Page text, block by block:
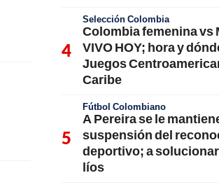
Selección Colombia
Colombia femenina vs
VIVO HOY; hora y
Juegos
Caribe
Fútbol Colombiano
A Pereira se le
suspensión del
deportivo; a
líos